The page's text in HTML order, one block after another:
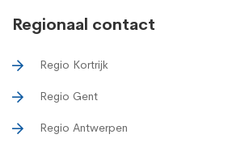
Regionaal contact
Regio Kortrijk
Regio Gent
Regio Antwerpen